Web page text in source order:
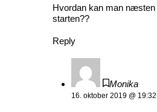
Hvordan kan man næsten
starten??
Reply
Monika
16. oktober 2019 @ 19:32